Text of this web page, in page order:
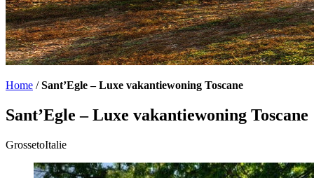
Home /Sant’Egle – Luxe vakantiewoning Toscane
Sant’Egle – Luxe vakantiewoning Toscane
GrossetoItalie